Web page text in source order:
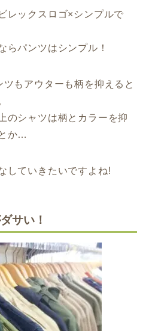
レックスロゴ×シンプルで
らパンツはシンプル！
もアウターも柄を抑えると
のシャツは柄とカラーを抑
か…
していきたいですよね!
サい！